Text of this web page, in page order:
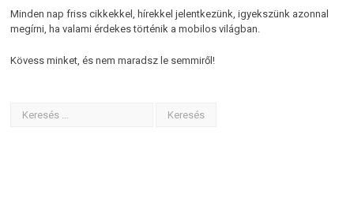
Minden nap friss cikkekkel, hírekkel jelentkezünk, igyekszünk azonnal
megírni, ha valami érdekes történik a mobilos világban.
Kövess minket, és nem maradsz le semmiről!